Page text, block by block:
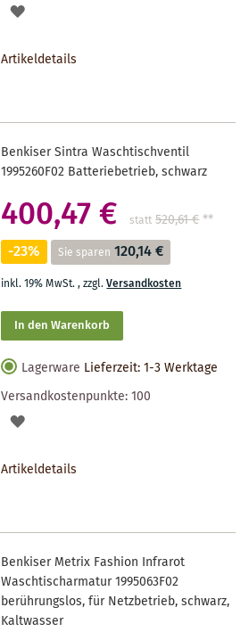
AUF
Artikeldetails
Benkiser Sintra Waschtischventil
1995260F02 Batteriebetrieb, schwarz
400,47 € statt 520,61 €**
-23% Sie sparen 120,14 €
inkl. 19% MwSt.,zzgl.Versandkosten
In den Warenkorb
Lagerware Lieferzeit: 1-3 Werktage
Versandkostenpunkte:100
AUF
Artikeldetails
Benkiser Metrix Fashion Infrarot
Waschtischarmatur 1995063F02
berührungslos, für Netzbetrieb, schwarz,
Kaltwasser